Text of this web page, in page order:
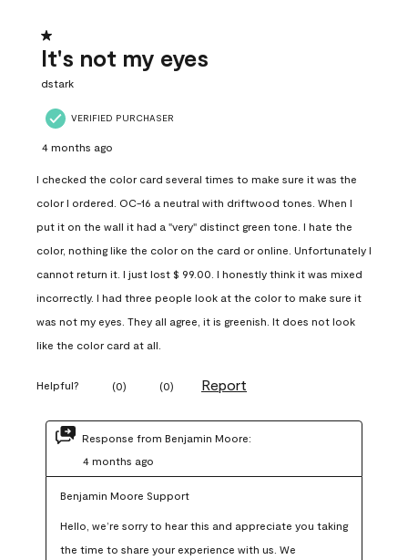
1 out of 5 stars.
It's not my eyes
dstark
VERIFIED PURCHASER
4 months ago
I checked the color card several times to make sure it was the
color I ordered. OC-16 a neutral with driftwood tones. When I
put it on the wall it had a "very" distinct green tone. I hate the
color, nothing like the color on the card or online. Unfortunately I
cannot return it. I just lost $ 99.00. I honestly think it was mixed
incorrectly. I had three people look at the color to make sure it
was not my eyes. They all agree, it is greenish. It does not look
like the color card at all.
Helpful? (0) (0) Report
Response from Benjamin Moore:
4 months ago
Benjamin Moore Support
Hello, we’re sorry to hear this and appreciate you taking
the time to share your experience with us. We